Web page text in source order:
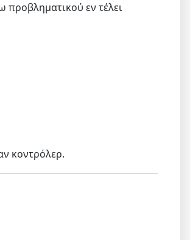
προβληματικού εν τέλει
κοντρόλερ.